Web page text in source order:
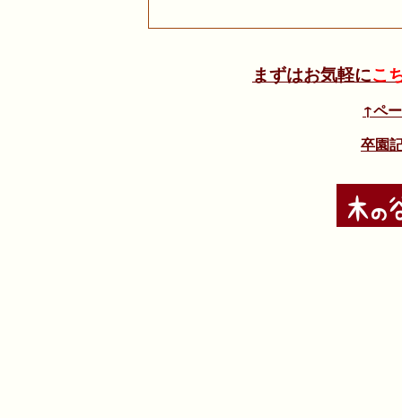
まずはお気軽にこ
↑ペ
卒園